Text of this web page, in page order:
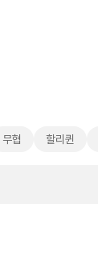
무협 할리퀸